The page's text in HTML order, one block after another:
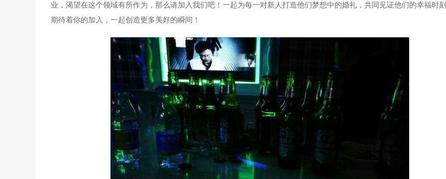
业，渴望在这个领域有所作为，那么请加入我们吧！一起为每一对新人打造他们梦想中的婚礼，共同见证他们的幸福时
期待着你的加入，一起创造更多美好的瞬间！